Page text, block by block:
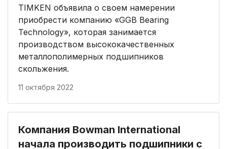
TIMKEN объявила о своем намерении
приобрести компанию «GGB Bearing
Technology», которая занимается
производством высококачественных
металлополимерных подшипников
скольжения.
11 октября 2022
Компания Bowman International
начала производить подшипники с